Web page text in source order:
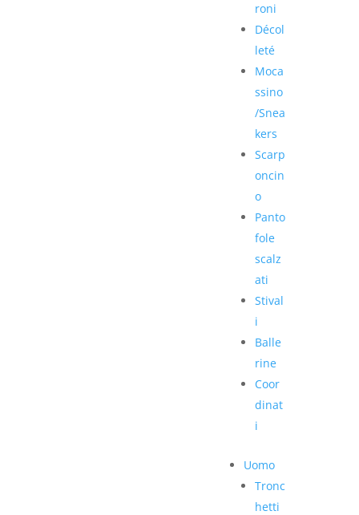
roni
Décol
leté
Moca
ssino
/Snea
kers
Scarp
oncin
o
Panto
fole
scalz
ati
Stival
i
Balle
rine
Coor
dinat
i
Uomo
Tronc
hetti